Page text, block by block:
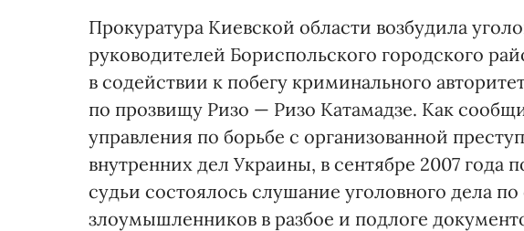
Прокуратура Киевской области возбудила
руководителей Бориспольского городского
в содействии к побегу криминального
по прозвищу Ризо — Ризо Катамадзе. Как
управления по борьбе с организованной
внутренних дел Украины, в сентябре 2007 года
судьи состоялось слушание уголовного дела
злоумышленников в разбое и подлоге